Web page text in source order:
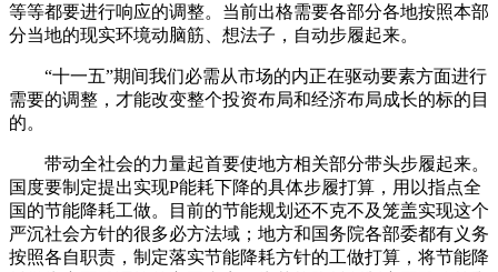
等等都要进行响应的调整。当前出格需要各部分各地按照本部
分当地的现实环境动脑筋、想法子，自动步履起来。
“十一五”期间我们必需从市场的内正在驱动要素方面进行
需要的调整，才能改变整个投资布局和经济布局成长的标的目
的。
带动全社会的力量起首要使地方相关部分带头步履起来。
国度要制定提出实现P能耗下降的具体步履打算，用以指点全
国的节能降耗工做。目前的节能规划还不克不及笼盖实现这个
严沉社会方针的很多必方法域；地方和国务院各部委都有义务
按照各自职责，制定落实节能降耗方针的工做打算，将节能降